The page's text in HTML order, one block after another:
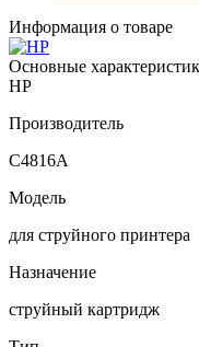
Информация о товаре
Основные
HP
Производитель
C4816A
Модель
для струйного принтера
Назначение
струйный картридж